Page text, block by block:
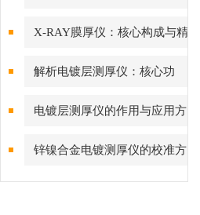
精准检测边界
X-RAY膜厚仪：核心构成与精
密协作的科技密码
解析电镀层测厚仪：核心功
能、行业应用与技术亮点
电镀层测厚仪的作用与应用方
向分析
锌镍合金电镀测厚仪的校准方
法与重要性